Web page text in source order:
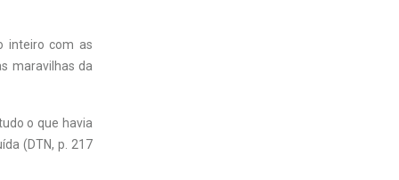
inteiro com as
maravilhas da
o que havia
(DTN, p. 217